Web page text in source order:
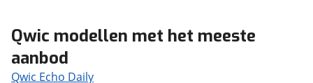
Qwic modellen met het meeste
aanbod
Qwic Echo Daily